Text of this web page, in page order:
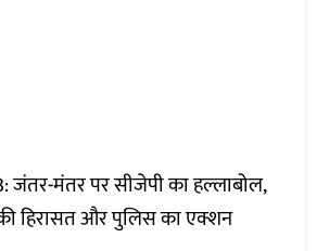
जंतर-मंतर पर सीजेपी का हल्लाबोल,
हिरासत और पुलिस का एक्शन